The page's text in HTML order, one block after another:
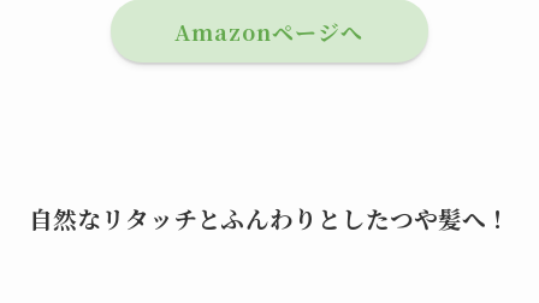
Amazonページへ
自然なリタッチとふんわりとしたつや髪へ！